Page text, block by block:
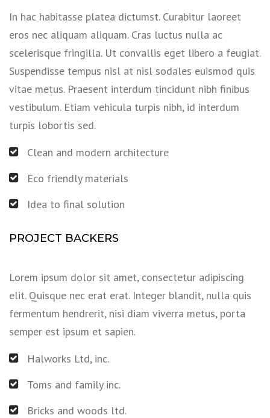
In hac habitasse platea dictumst. Curabitur laoreet
eros nec aliquam aliquam. Cras luctus nulla ac
scelerisque fringilla. Ut convallis eget libero a feugiat.
Suspendisse tempus nisl at nisl sodales euismod quis
vitae metus. Praesent interdum tincidunt nibh finibus
vestibulum. Etiam vehicula turpis nibh, id interdum
turpis lobortis sed.
Clean and modern architecture
Eco friendly materials
Idea to final solution
PROJECT BACKERS
Lorem ipsum dolor sit amet, consectetur adipiscing
elit. Quisque nec erat erat. Integer blandit, nulla quis
fermentum hendrerit, nisi diam viverra metus, porta
semper est ipsum et sapien.
Halworks Ltd, inc.
Toms and family inc.
Bricks and woods ltd.